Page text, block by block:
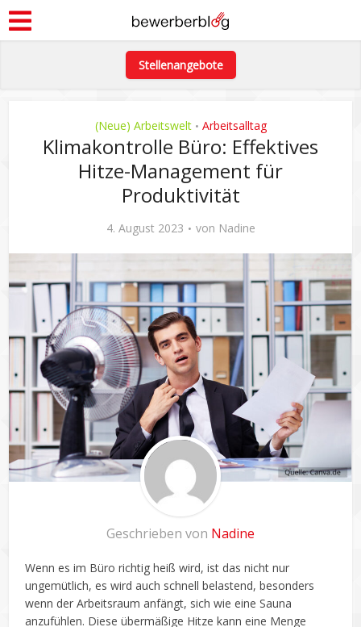
Stellenangebote
(Neue) Arbeitswelt • Arbeitsalltag
Klimakontrolle Büro: Effektives
Hitze-Management für
Produktivität
4. August 2023 von Nadine
Geschrieben von Nadine
Wenn es im Büro richtig heiß wird, ist das nicht nur
ungemütlich, es wird auch schnell belastend, besonders
wenn der Arbeitsraum anfängt, sich wie eine Sauna
anzufühlen. Diese übermäßige Hitze kann eine Menge